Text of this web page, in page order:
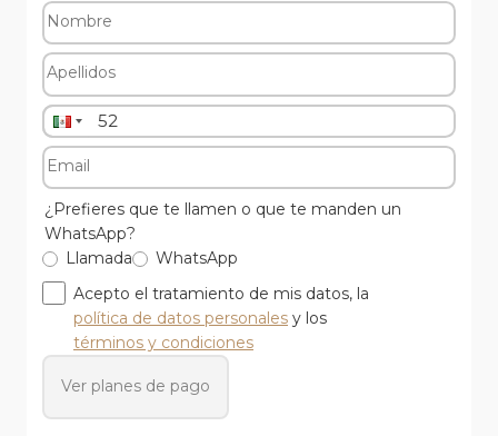
¿Prefieres que te llamen o que te manden un
WhatsApp?
Llamada
WhatsApp
Acepto el tratamiento de mis datos, la
política de datos personales y los
términos y condiciones
Ver planes de pago